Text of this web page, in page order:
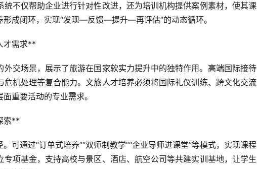
不仅帮助企业进行针对性改进，还为培训机构提供案例素材，使其课
成闭环，实现“发现—反馈—提升—再评估”的动态循环。
才需求**
交场景，展示了旅游在国家软实力提升中的独特作用。高端国际接待
机处理等复合能力。文旅人才培养必须将国际礼仪训练、跨文化交流
重要活动的专业需求。
索**
可通过“订单式培养”“双师制教学”“企业导师进课堂”等模式，实现课程
项基金，支持高校与景区、酒店、航空公司等共建实训基地，让学生